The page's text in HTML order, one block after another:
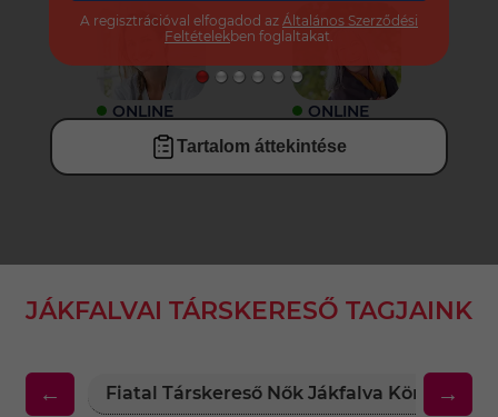
ONLINE ONLINE
Tartalom áttekintése
JÁKFALVAI TÁRSKERESŐ TAGJAINK
← Fiatal Társkereső Nők Jákfalva Környékén
→
A regisztrációval elfogadod az Általános Szerződési
Feltételekben foglaltakat.